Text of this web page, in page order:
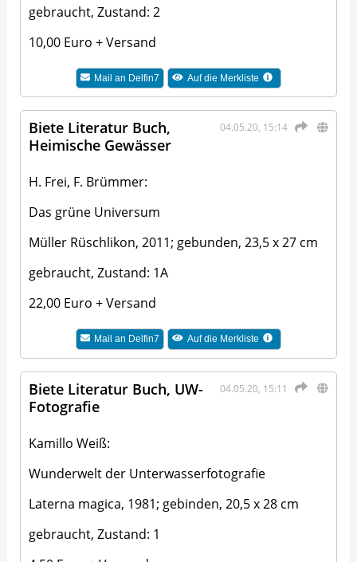
gebraucht, Zustand: 2
10,00 Euro + Versand
Mail an Delfin7 Auf die Merkliste
04.05.20, 15:14
Biete Literatur Buch,
Heimische Gewässer
H. Frei, F. Brümmer:
Das grüne Universum
Müller Rüschlikon, 2011; gebunden, 23,5 x 27 cm
gebraucht, Zustand: 1A
22,00 Euro + Versand
Mail an Delfin7 Auf die Merkliste
04.05.20, 15:11
Biete Literatur Buch, UW-
Fotografie
Kamillo Weiß:
Wunderwelt der Unterwasserfotografie
Laterna magica, 1981; gebinden, 20,5 x 28 cm
gebraucht, Zustand: 1